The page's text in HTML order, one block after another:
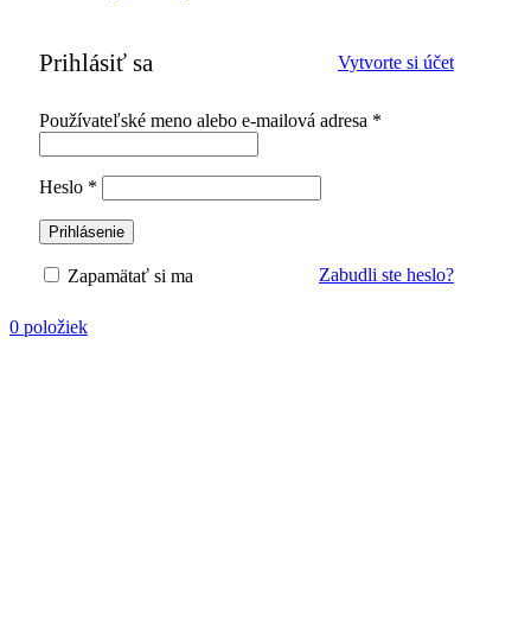
Prihlásiť sa Vytvorte si účet
Používateľské meno alebo e-mailová adresa *
Heslo *
Prihlásenie
Zabudli ste heslo?
Zapamätať si ma
0 položiek